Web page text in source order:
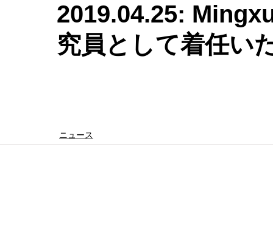
2019.04.25:
究員として着任い
ニュース